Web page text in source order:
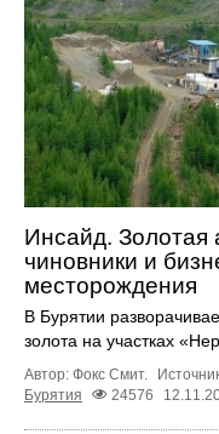
Инсайд. Золотая
чиновники и
месторождения
В Бурятии
золота на участках
Автор: Фокс Смит.
Бурятия
24576